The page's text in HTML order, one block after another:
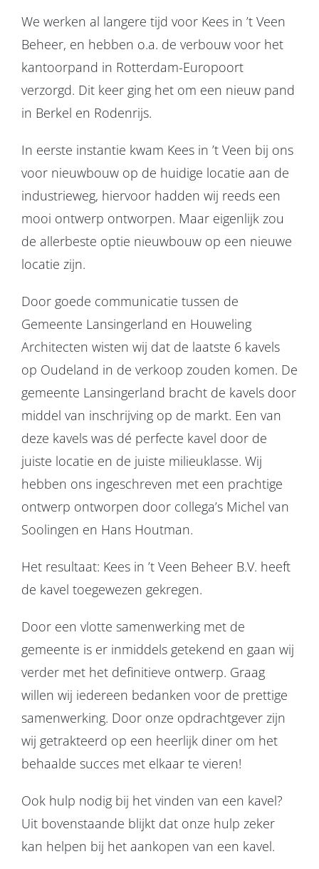
We werken al langere tijd voor Kees in ’t Veen
Beheer, en hebben o.a. de verbouw voor het
kantoorpand in Rotterdam-Europoort
verzorgd. Dit keer ging het om een nieuw pand
in Berkel en Rodenrijs.
In eerste instantie kwam Kees in ’t Veen bij ons
voor nieuwbouw op de huidige locatie aan de
industrieweg, hiervoor hadden wij reeds een
mooi ontwerp ontworpen. Maar eigenlijk zou
de allerbeste optie nieuwbouw op een nieuwe
locatie zijn.
Door goede communicatie tussen de
Gemeente Lansingerland en Houweling
Architecten wisten wij dat de laatste 6 kavels
op Oudeland in de verkoop zouden komen. De
gemeente Lansingerland bracht de kavels door
middel van inschrijving op de markt. Een van
deze kavels was dé perfecte kavel door de
juiste locatie en de juiste milieuklasse. Wij
hebben ons ingeschreven met een prachtige
ontwerp ontworpen door collega’s Michel van
Soolingen en Hans Houtman.
Het resultaat: Kees in ’t Veen Beheer B.V. heeft
de kavel toegewezen gekregen.
Door een vlotte samenwerking met de
gemeente is er inmiddels getekend en gaan wij
verder met het definitieve ontwerp. Graag
willen wij iedereen bedanken voor de prettige
samenwerking. Door onze opdrachtgever zijn
wij getrakteerd op een heerlijk diner om het
behaalde succes met elkaar te vieren!
Ook hulp nodig bij het vinden van een kavel?
Uit bovenstaande blijkt dat onze hulp zeker
kan helpen bij het aankopen van een kavel.